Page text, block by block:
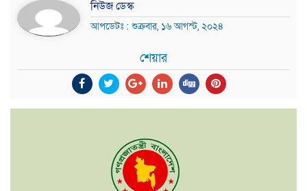
নিউজ ডেস্ক
আপডেটঃ : শুক্রবার, ১৬ আগস্ট, ২০২৪
শেয়ার